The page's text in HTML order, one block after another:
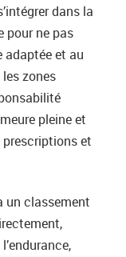
dans la
pour ne pas
adaptée et au
zones
pleine et
et
un classement